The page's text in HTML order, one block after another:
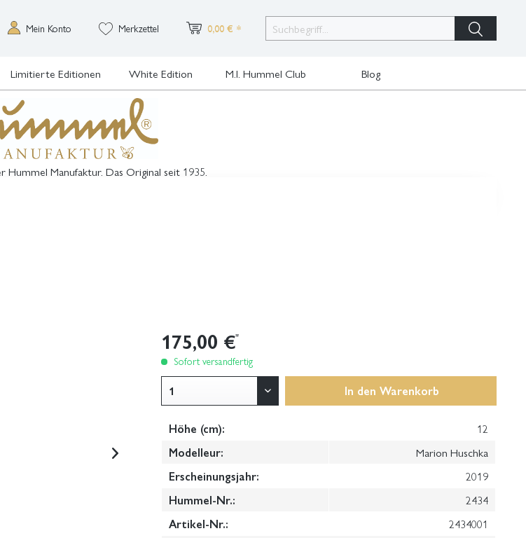
Mein Konto Merkzettel 0,00 € *
Limitierte Editionen White Edition M.I. Hummel Club Blog
Hummel Manufaktur. Das Original seit 1935.
175,00 €*
Sofort versandfertig
In den Warenkorb
Höhe (cm):
12
Modelleur:
Marion Huschka
Erscheinungsjahr:
2019
Hummel-Nr.:
2434
Artikel-Nr.:
2434001